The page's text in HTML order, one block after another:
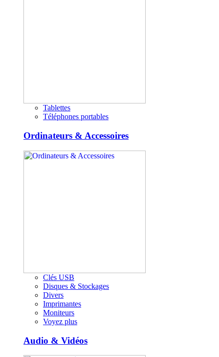
Tablettes
Téléphones portables
Ordinateurs & Accessoires
Clés USB
Disques & Stockages
Divers
Imprimantes
Moniteurs
Voyez plus
Audio & Vidéos